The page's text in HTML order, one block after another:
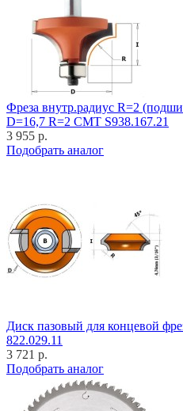
Фреза внутр.радиус R=2
D=16,7 R=2 CMT S938.167.21
3 955 р.
Подобрать аналог
Диск пазовый для концевой
822.029.11
3 721 р.
Подобрать аналог